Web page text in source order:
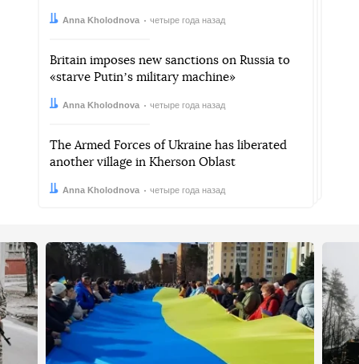
Автор:Anna Kholodnova
Дата: четыре года назад
Britain imposes new sanctions on Russia to
«starve Putinʼs military machine»
Автор:Anna Kholodnova
Дата: четыре года назад
The Armed Forces of Ukraine has liberated
another village in Kherson Oblast
Автор:Anna Kholodnova
Дата: четыре года назад